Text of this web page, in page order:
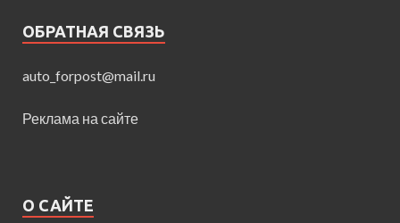
ОБРАТНАЯ СВЯЗЬ
auto_forpost@mail.ru
Реклама на сайте
О САЙТЕ